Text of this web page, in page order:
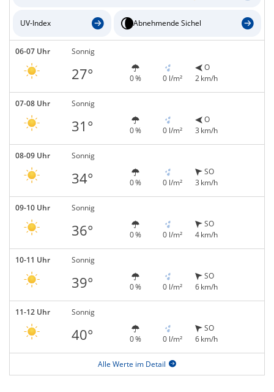
UV-Index Abnehmende Sichel
06-07 Uhr Sonnig
27° 0 % 0 l/m²
O
2 km/h
07-08 Uhr Sonnig
31° 0 % 0 l/m²
O
3 km/h
08-09 Uhr Sonnig
34° 0 % 0 l/m²
SO
3 km/h
09-10 Uhr Sonnig
36° 0 % 0 l/m²
SO
4 km/h
10-11 Uhr Sonnig
39° 0 % 0 l/m²
SO
6 km/h
11-12 Uhr Sonnig
40° 0 % 0 l/m²
SO
6 km/h
Alle Werte im Detail